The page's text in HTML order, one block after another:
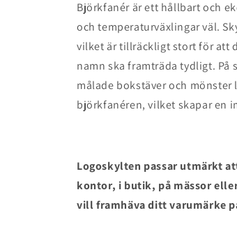
Björkfanér är ett hållbart och
och temperaturväxlingar väl.
vilket är tillräckligt stort för att
namn ska framträda tydligt. På
målade bokstäver och mönster
björkfanéren, vilket skapar en
Logoskylten passar utmärkt
kontor, i butik, på mässor
vill framhäva ditt varumärke